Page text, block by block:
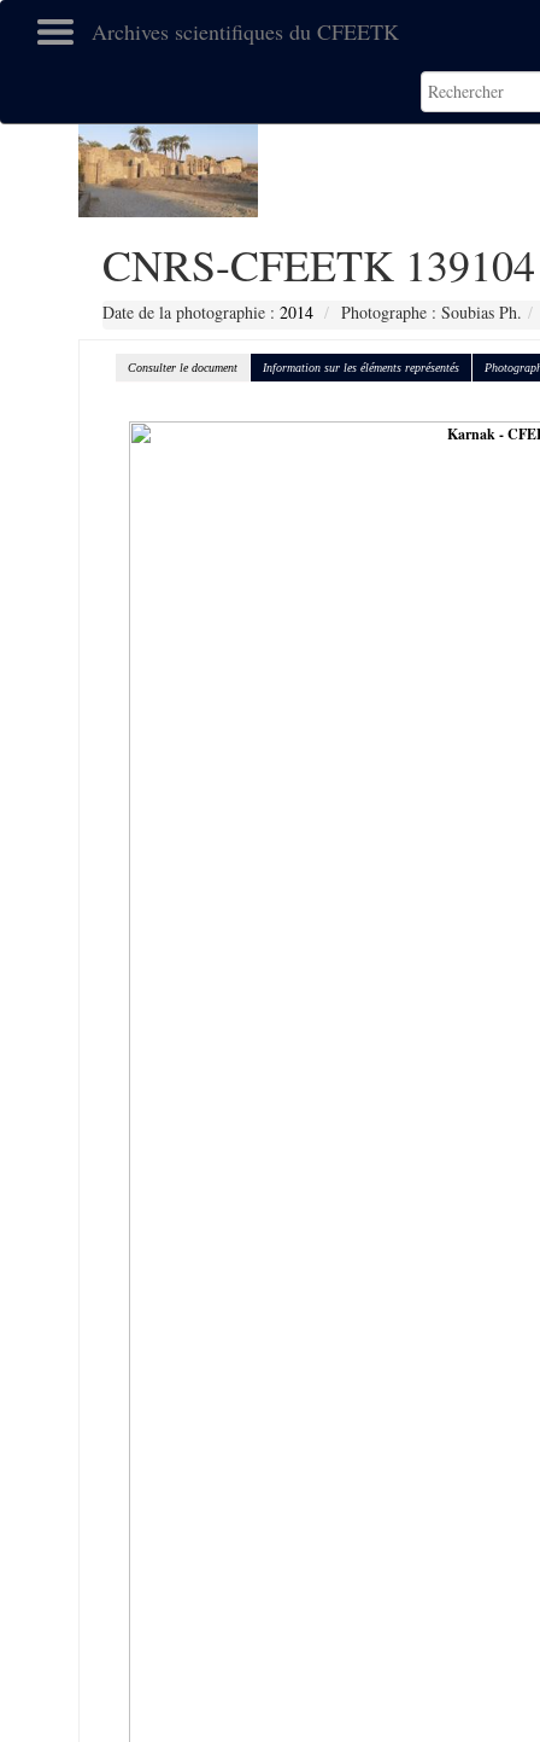
Archives scientifiques du CFEETK
CNRS-CFEETK 139104
Date de la photographie : 2014 Photographe : Soubias Ph.
Consulter le document Information sur les éléments représentés